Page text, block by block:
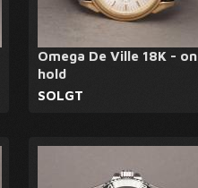
Omega De Ville 18K - on
hold
SOLGT